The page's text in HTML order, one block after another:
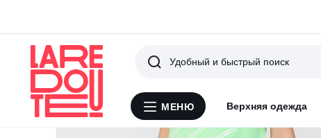
Меню
МЕНЮ Верхняя одежда
Поиск